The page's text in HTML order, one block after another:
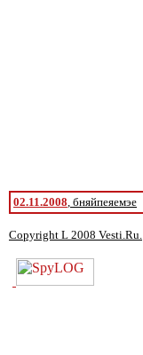
02.11.2008, бняйпеяемэе
Copyright L 2008 Vesti.Ru.